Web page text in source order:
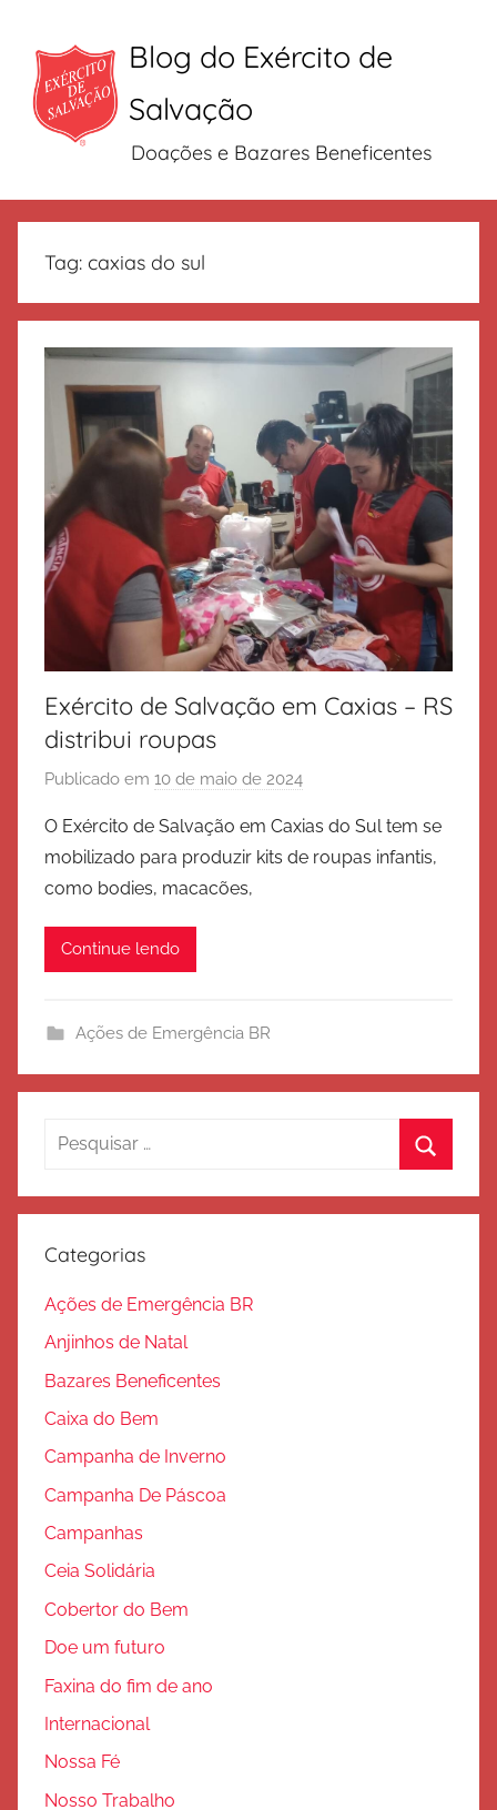
conteúdo
Blog do Exército de
Salvação
Doações e Bazares Beneficentes
Tag: caxias do sul
Exército de Salvação em Caxias – RS
distribui roupas
Publicado em 10 de maio de 2024
r
E
d
l
O Exército de Salvação em Caxias do Sul tem se
mobilizado para produzir kits de roupas infantis,
como bodies, macacões,
Continue lendo
Ações de Emergência BR
Pesquisar
Categorias
Ações de Emergência BR
Anjinhos de Natal
Bazares Beneficentes
Caixa do Bem
Campanha de Inverno
Campanha De Páscoa
Campanhas
Ceia Solidária
Cobertor do Bem
Doe um futuro
Faxina do fim de ano
Internacional
Nossa Fé
Nosso Trabalho